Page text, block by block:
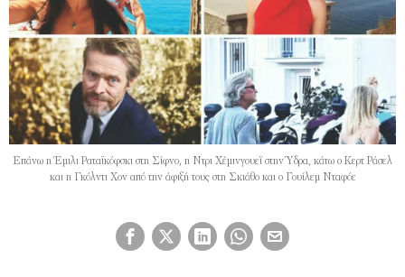
Επάνω η Έμιλι Ραταϊκόφσκι στη Σίφνο, η Ντρι Χέμινγουεϊ στην Ύδρα, κάτω ο Κερτ Ράσελ
και η Γκόλντι Χον από την άφιξή τους στη Σκιάθο και ο Γουίλεμ Νταφόε